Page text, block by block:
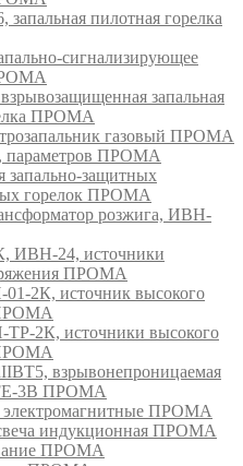
пилотная горелка
сигнализирующее
запальная
ПРОМА
газовый ПРОМА
параметров ПРОМА
защитных
горелок ПРОМА
розжига, ИВН-
24, источники
ПРОМА
2К, источник высокого
2К, источники высокого
взрывонепроницаемая
3B ПРОМА
ПРОМА
индукционная ПРОМА
ПРОМА